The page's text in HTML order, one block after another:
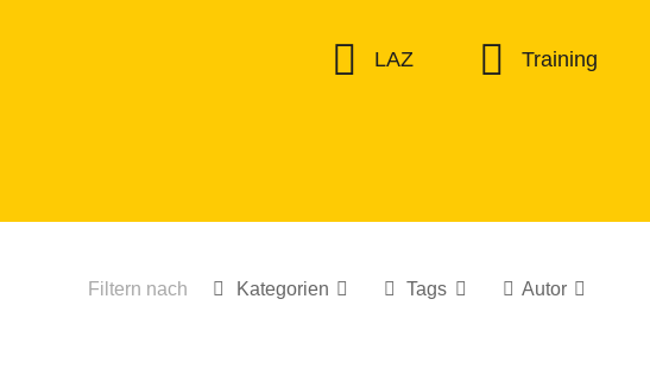
LAZ Training
Filtern nach Kategorien Tags Autor